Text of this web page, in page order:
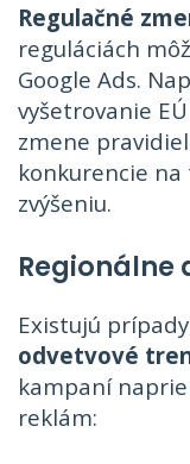
Regulačné
reguláciách
Google Ads.
vyšetrovanie
zmene
konkurencie
zvýšeniu.
Regionálne
Existujú
odvetvové
kampaní
reklám: